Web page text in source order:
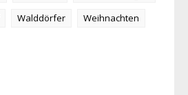
Walddörfer
Weihnachten